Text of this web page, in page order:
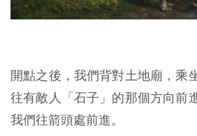
開點之後，我們背對土地廟，乘
往有敵人「石子」的那個方向前
我們往箭頭處前進。